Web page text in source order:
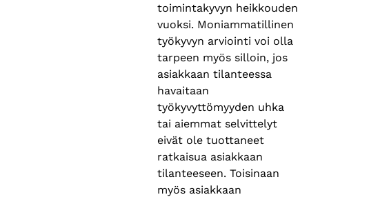
toimintakyvyn heikkouden
vuoksi. Moniammatillinen
työkyvyn arviointi voi olla
tarpeen myös silloin, jos
asiakkaan tilanteessa
havaitaan
työkyvyttömyyden uhka
tai aiemmat selvittelyt
eivät ole tuottaneet
ratkaisua asiakkaan
tilanteeseen. Toisinaan
myös asiakkaan